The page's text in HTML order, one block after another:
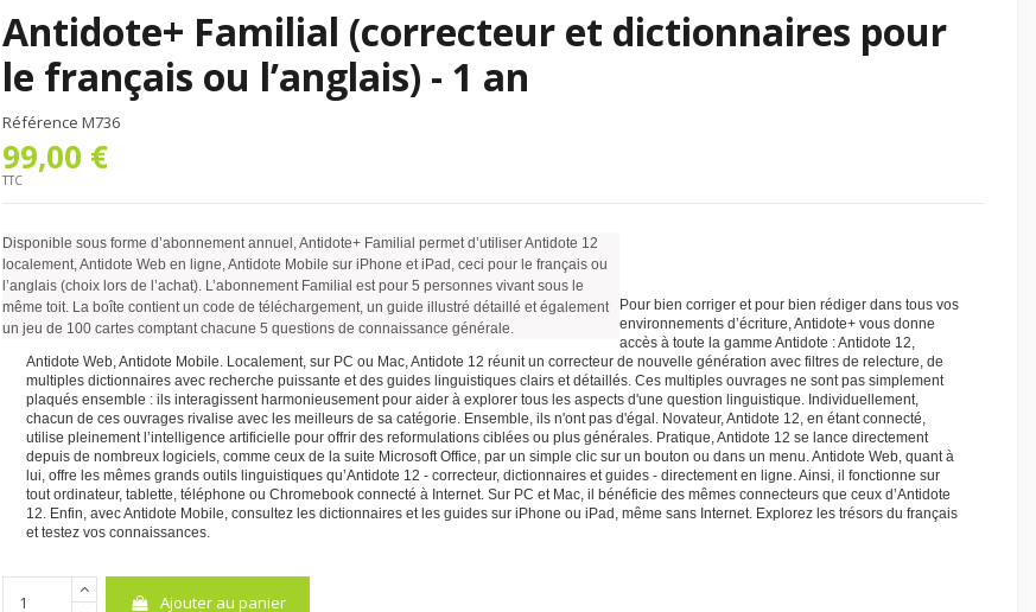
Antidote+ Familial (correcteur et dictionnaires pour
le français ou l’anglais) - 1 an
Référence M736
99,00 €
TTC
Disponible sous forme d’abonnement annuel, Antidote+ Familial permet d’utiliser Antidote 12
localement, Antidote Web en ligne, Antidote Mobile sur iPhone et iPad, ceci pour le français ou
l’anglais (choix lors de l’achat). L’abonnement Familial est pour 5 personnes vivant sous le
même toit. La boîte contient un code de téléchargement, un guide illustré détaillé et également
un jeu de 100 cartes comptant chacune 5 questions de connaissance générale.
Pour bien corriger et pour bien rédiger dans tous vos
environnements d’écriture, Antidote+ vous donne
accès à toute la gamme Antidote : Antidote 12,
Antidote Web, Antidote Mobile. Localement, sur PC ou Mac, Antidote 12 réunit un correcteur de nouvelle génération avec filtres de relecture, de
multiples dictionnaires avec recherche puissante et des guides linguistiques clairs et détaillés. Ces multiples ouvrages ne sont pas simplement
plaqués ensemble : ils interagissent harmonieusement pour aider à explorer tous les aspects d'une question linguistique. Individuellement,
chacun de ces ouvrages rivalise avec les meilleurs de sa catégorie. Ensemble, ils n'ont pas d'égal. Novateur, Antidote 12, en étant connecté,
utilise pleinement l’intelligence artificielle pour offrir des reformulations ciblées ou plus générales. Pratique, Antidote 12 se lance directement
depuis de nombreux logiciels, comme ceux de la suite Microsoft Office, par un simple clic sur un bouton ou dans un menu. Antidote Web, quant à
lui, offre les mêmes grands outils linguistiques qu’Antidote 12 - correcteur, dictionnaires et guides - directement en ligne. Ainsi, il fonctionne sur
tout ordinateur, tablette, téléphone ou Chromebook connecté à Internet. Sur PC et Mac, il bénéficie des mêmes connecteurs que ceux d’Antidote
12. Enfin, avec Antidote Mobile, consultez les dictionnaires et les guides sur iPhone ou iPad, même sans Internet. Explorez les trésors du français
et testez vos connaissances.
Ajouter au panier